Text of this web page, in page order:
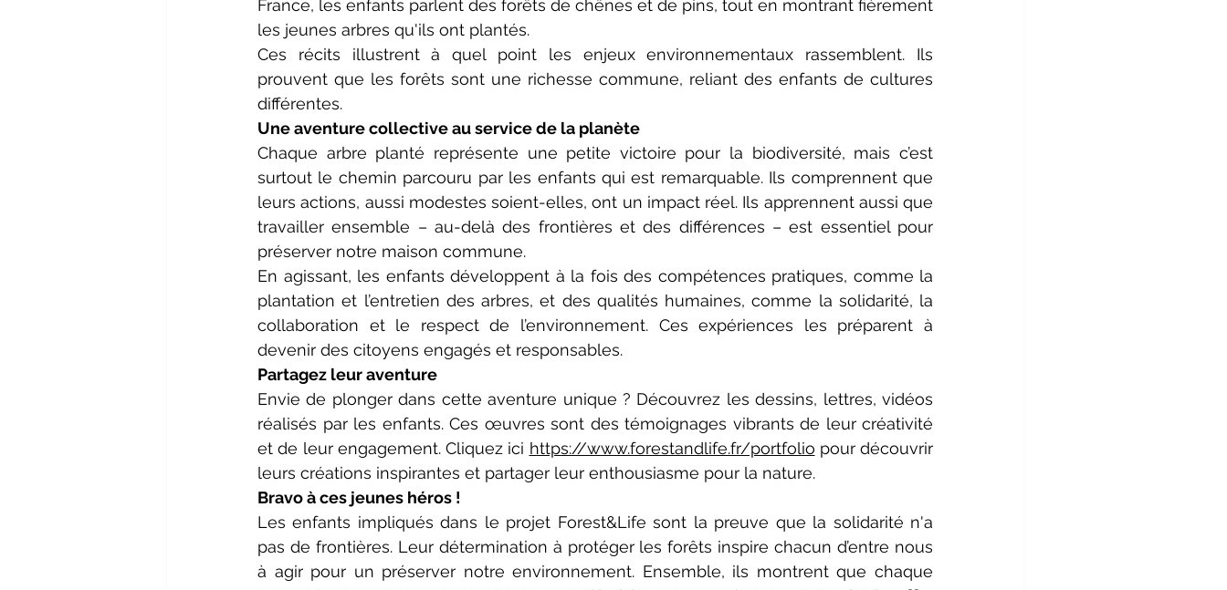
France, les enfants parlent des forêts de chênes et de pins, tout en montrant fièrement
les jeunes arbres qu'ils ont plantés.
Ces récits illustrent à quel point les enjeux environnementaux rassemblent. Ils
prouvent que les forêts sont une richesse commune, reliant des enfants de cultures
différentes.
Une aventure collective au service de la planète
Chaque arbre planté représente une petite victoire pour la biodiversité, mais c’est
surtout le chemin parcouru par les enfants qui est remarquable. Ils comprennent que
leurs actions, aussi modestes soient-elles, ont un impact réel. Ils apprennent aussi que
travailler ensemble – au-delà des frontières et des différences – est essentiel pour
préserver notre maison commune.
En agissant, les enfants développent à la fois des compétences pratiques, comme la
plantation et l’entretien des arbres, et des qualités humaines, comme la solidarité, la
collaboration et le respect de l’environnement. Ces expériences les préparent à
devenir des citoyens engagés et responsables.
Partagez leur aventure
Envie de plonger dans cette aventure unique ? Découvrez les dessins, lettres, vidéos
réalisés par les enfants. Ces œuvres sont des témoignages vibrants de leur créativité
et de leur engagement. Cliquez ici https://www.forestandlife.fr/portfolio pour découvrir
leurs créations inspirantes et partager leur enthousiasme pour la nature.
Bravo à ces jeunes héros !
Les enfants impliqués dans le projet Forest&Life sont la preuve que la solidarité n'a
pas de frontières. Leur détermination à protéger les forêts inspire chacun d’entre nous
à agir pour un préserver notre environnement. Ensemble, ils montrent que chaque